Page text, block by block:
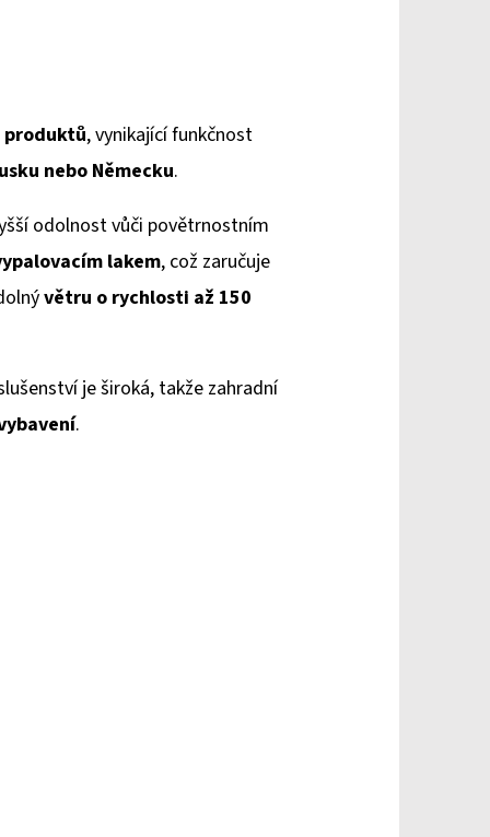
produktů, vynikající funkčnost
nebo Německu.
odolnost vůči povětrnostním
lakem, což zaručuje
větru o rychlosti až 150
je široká, takže zahradní
.